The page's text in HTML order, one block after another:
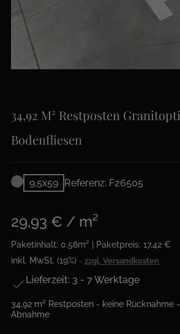
34,92 M² Restposten
Bodenfliesen
9,5x59 Referenz: F26505
29,93 € / m²
Paketinhalt: 0.58m² | Paketpreis: 17,42 €
inkl. MwSt. (19%)
zzgl. Versandkosten
 Lieferzeit: 3 - 7 Werktage
34,92 m² Restposten - keine Rücknahme
Abnahme